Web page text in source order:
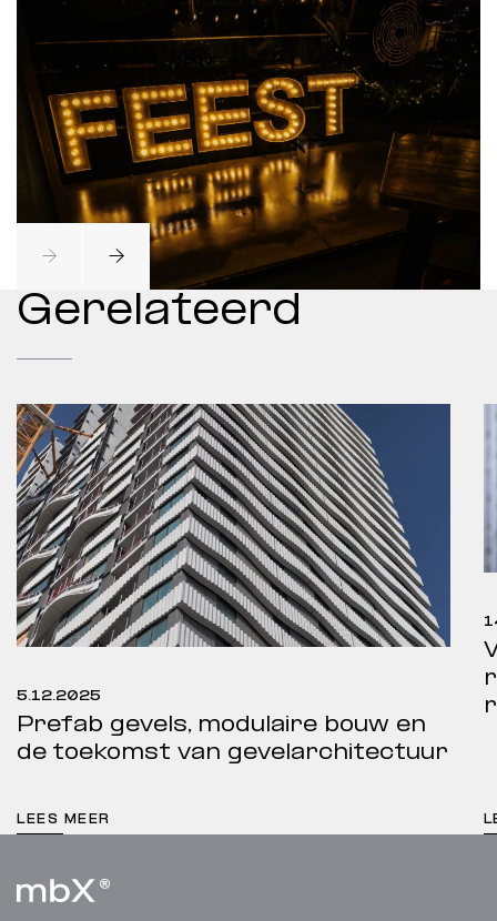
Gerelateerd
5.12.2025
Prefab gevels, modulaire bouw en
de toekomst van gevelarchitectuur
LEES MEER